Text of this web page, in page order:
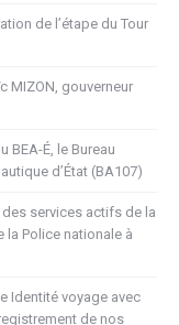
de l’étape du Tour
MIZON, gouverneur
BEA-É, le Bureau
d’État (BA107)
des services actifs de la
la Police nationale à
Identité voyage avec
de nos